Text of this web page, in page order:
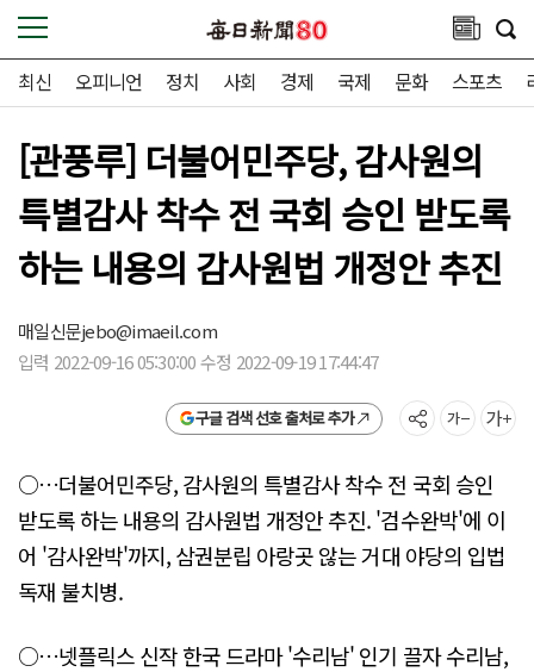
최신 오피니언 정치 사회 경제 국제 문화 스포츠
[관풍루] 더불어민주당, 감사원의
특별감사 착수 전 국회 승인 받도록
하는 내용의 감사원법 개정안 추진
매일신문jebo@imaeil.com
입력 2022-09-16 05:30:00 수정 2022-09-19 17:44:47
구글 검색 선호 출처로 추가
○…더불어민주당, 감사원의 특별감사 착수 전 국회 승인
받도록 하는 내용의 감사원법 개정안 추진. '검수완박'에 이
어 '감사완박'까지, 삼권분립 아랑곳 않는 거대 야당의 입법
독재 불치병.
○…넷플릭스 신작 한국 드라마 '수리남' 인기 끌자 수리남,